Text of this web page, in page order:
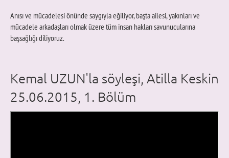
Anısı ve mücadelesi önünde saygıyla eğiliyor, başta ailesi, yakınları ve
mücadele arkadaşları olmak üzere tüm insan hakları savunucularına
başsağlığı diliyoruz.
Kemal UZUN'la söyleşi, Atilla Keskin
25.06.2015, 1. Bölüm